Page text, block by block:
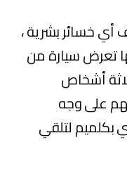
أي خسائر بشرية ،
تعرض سيارة من
أشخاص
على وجه
بكلميم لتلقي